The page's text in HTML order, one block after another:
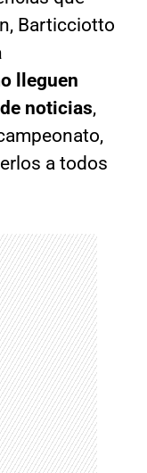
Barticciotto
lleguen
noticias,
a todos